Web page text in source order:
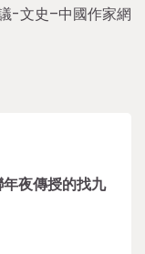
-文史–中國作家網
夜傳授的找九